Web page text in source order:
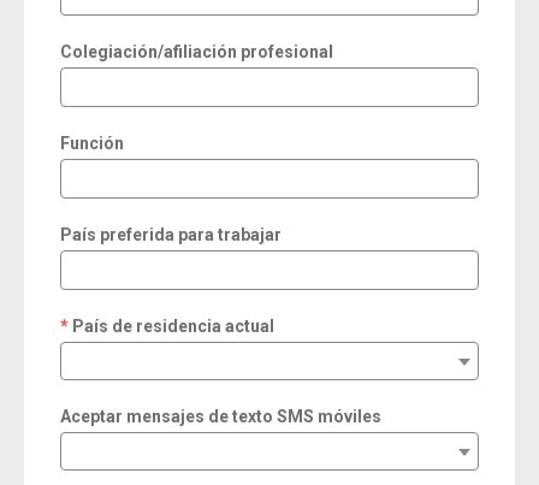
Colegiación/afiliación profesional
Función
País preferida para trabajar
País de residencia actual
required
Aceptar mensajes de texto SMS móviles